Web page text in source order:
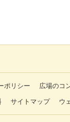
ポリシー 広場のコ
サイトマップ ウ